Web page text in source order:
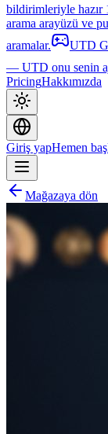
bildirimleriyle hazır
arama arayüzü ve
aramalar.
UTD
— UTD onu senin
PricingHakkımızda
Giriş yapHemen
Mağazaya dön